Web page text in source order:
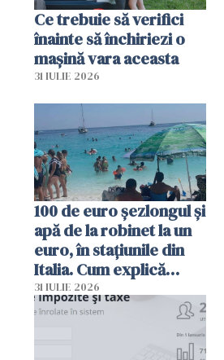
Ce trebuie să verifici
înainte să închiriezi o
mașină vara aceasta
31 IULIE 2026
100 de euro șezlongul și
apă de la robinet la un
euro, în stațiunile din
Italia. Cum explică
autoritățile
31 IULIE 2026